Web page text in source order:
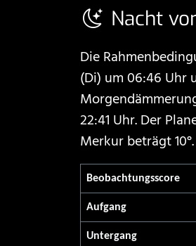
Nacht
Die
(Di) um 06:46 Uhr
22:41 Uhr. Der
Merkur beträgt 10°.
Beobachtungs­score
Aufgang
Untergang